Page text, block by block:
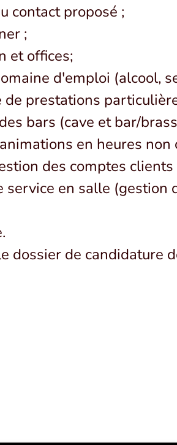
contact proposé ;
;
et offices;
d'emploi (alcool,
prestations
bars (cave et bar/
en heures
des comptes clients
en salle (gestion
dossier de candidature